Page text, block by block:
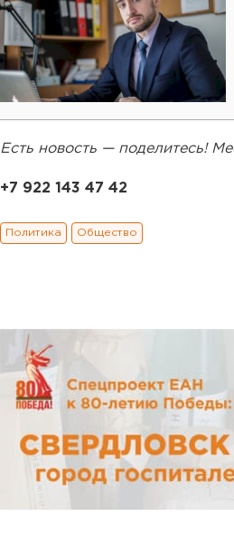
Есть новость — поделитесь!
+7 922 143 47 42
Политика Общество